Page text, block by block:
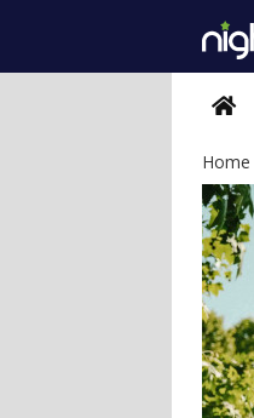
Home